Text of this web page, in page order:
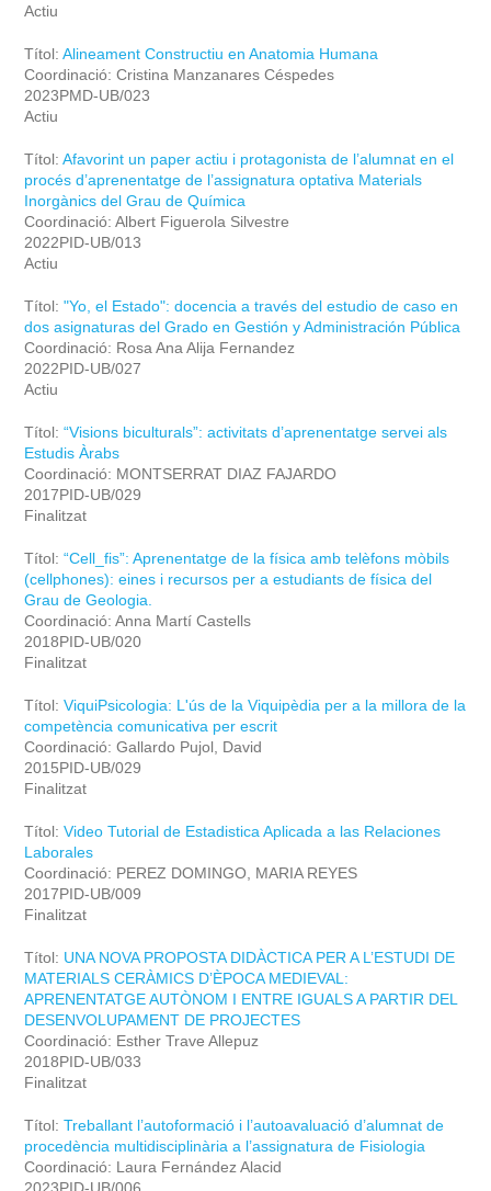
Actiu
Títol: Alineament Constructiu en Anatomia Humana
Coordinació: Cristina Manzanares Céspedes
2023PMD-UB/023
Actiu
Títol: Afavorint un paper actiu i protagonista de l’alumnat en el
procés d’aprenentatge de l’assignatura optativa Materials
Inorgànics del Grau de Química
Coordinació: Albert Figuerola Silvestre
2022PID-UB/013
Actiu
Títol: "Yo, el Estado": docencia a través del estudio de caso en
dos asignaturas del Grado en Gestión y Administración Pública
Coordinació: Rosa Ana Alija Fernandez
2022PID-UB/027
Actiu
Títol: “Visions biculturals”: activitats d’aprenentatge servei als
Estudis Àrabs
Coordinació: MONTSERRAT DIAZ FAJARDO
2017PID-UB/029
Finalitzat
Títol: “Cell_fis”: Aprenentatge de la física amb telèfons mòbils
(cellphones): eines i recursos per a estudiants de física del
Grau de Geologia.
Coordinació: Anna Martí Castells
2018PID-UB/020
Finalitzat
Títol: ViquiPsicologia: L'ús de la Viquipèdia per a la millora de la
competència comunicativa per escrit
Coordinació: Gallardo Pujol, David
2015PID-UB/029
Finalitzat
Títol: Video Tutorial de Estadistica Aplicada a las Relaciones
Laborales
Coordinació: PEREZ DOMINGO, MARIA REYES
2017PID-UB/009
Finalitzat
Títol: UNA NOVA PROPOSTA DIDÀCTICA PER A L’ESTUDI DE
MATERIALS CERÀMICS D’ÈPOCA MEDIEVAL:
APRENENTATGE AUTÒNOM I ENTRE IGUALS A PARTIR DEL
DESENVOLUPAMENT DE PROJECTES
Coordinació: Esther Trave Allepuz
2018PID-UB/033
Finalitzat
Títol: Treballant l’autoformació i l’autoavaluació d’alumnat de
procedència multidisciplinària a l’assignatura de Fisiologia
Coordinació: Laura Fernández Alacid